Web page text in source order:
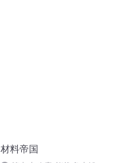
材料帝国